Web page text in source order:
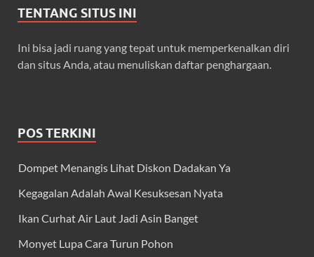
TENTANG SITUS INI
Ini bisa jadi ruang yang tepat untuk memperkenalkan diri
dan situs Anda, atau menuliskan daftar penghargaan.
POS TERKINI
Dompet Menangis Lihat Diskon Dadakan Ya
Kegagalan Adalah Awal Kesuksesan Nyata
Ikan Curhat Air Laut Jadi Asin Banget
Monyet Lupa Cara Turun Pohon